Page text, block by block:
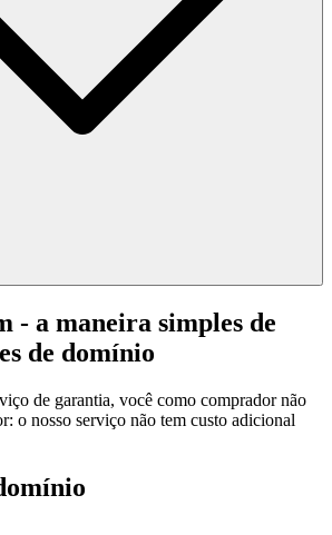
- a maneira simples de
de domínio
de garantia, você como comprador não
o nosso serviço não tem custo adicional